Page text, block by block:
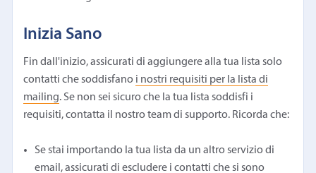
Inizia Sano
Fin dall'inizio, assicurati di aggiungere alla tua lista solo
contatti che soddisfano i nostri requisiti per la lista di
mailing. Se non sei sicuro che la tua lista soddisfi i
requisiti, contatta il nostro team di supporto. Ricorda che:
Se stai importando la tua lista da un altro servizio di
email, assicurati di escludere i contatti che si sono